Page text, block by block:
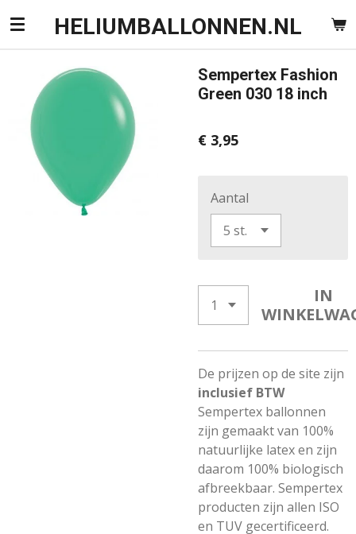
Ga
direct
hoofdinhoud
HELIUMBALLONNEN.NL
Sempertex Fashion
Green 030 18 inch
€ 3,95
Aantal
IN
De prijzen op de site zijn
inclusief BTW
Sempertex ballonnen
zijn gemaakt van 100%
natuurlijke latex en zijn
daarom 100% biologisch
afbreekbaar. Sempertex
producten zijn allen ISO
en TUV gecertificeerd.